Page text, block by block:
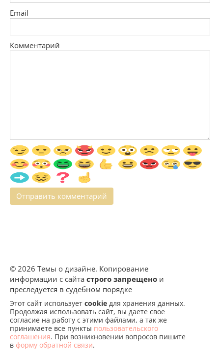
Email
Комментарий
© 2026 Темы о дизайне. Копирование
информации с сайта строго запрещено и
преследуется в судебном порядке
Этот сайт использует cookie для хранения данных.
Продолжая использовать сайт, вы даете свое
согласие на работу с этими файлами, а так же
принимаете все пункты пользовательского
соглашения. При возникновении вопросов пишите
в форму обратной связи.